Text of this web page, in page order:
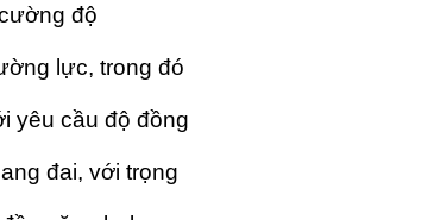
độ
lực, trong đó
yêu cầu độ đồng
đai, với trọng